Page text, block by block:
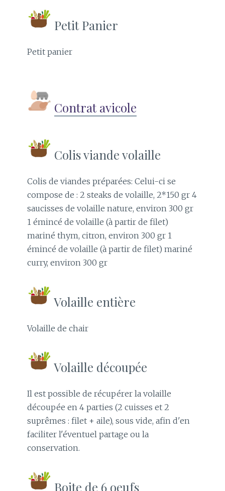
Petit Panier
Petit panier
Contrat avicole
Colis viande volaille
Colis de viandes préparées: Celui-ci se
compose de : 2 steaks de volaille, 2*150 gr 4
saucisses de volaille nature, environ 300 gr
1 émincé de volaille (à partir de filet)
mariné thym, citron, environ 300 gr 1
émincé de volaille (à partir de filet) mariné
curry, environ 300 gr
Volaille entière
Volaille de chair
Volaille découpée
Il est possible de récupérer la volaille
découpée en 4 parties (2 cuisses et 2
suprêmes : filet + aile), sous vide, afin d'en
faciliter l'éventuel partage ou la
conservation.
Boite de 6 oeufs